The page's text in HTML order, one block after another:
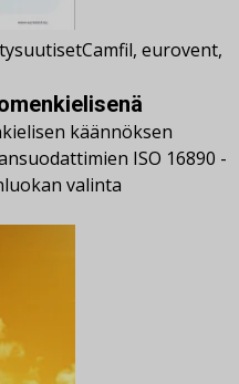
Camfil, eurovent,
käännöksen
ISO 16890 -
valinta